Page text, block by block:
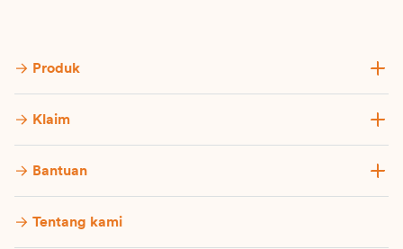
Produk
Klaim
Bantuan
Tentang kami